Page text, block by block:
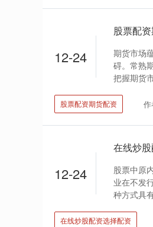
12-24
期货市场
碍。常熟
把握期货
股票配资期货配资
12-24
股票中原
业在不发
种方式具
在线炒股配资选择配资